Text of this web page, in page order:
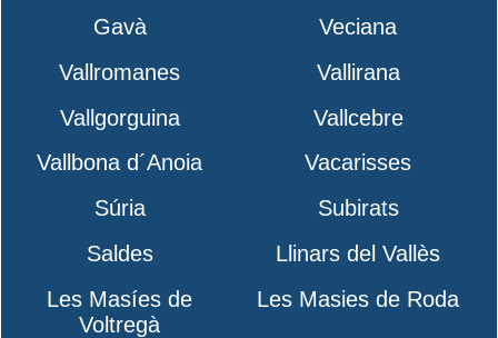
Gavà
Veciana
Vallromanes
Vallirana
Vallgorguina
Vallcebre
Vallbona d´Anoia
Vacarisses
Súria
Subirats
Saldes
Llinars del Vallès
Les Masíes de
Voltregà
Les Masies de Roda